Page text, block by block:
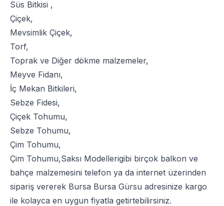
Süs Bitkisi ,
Çiçek,
Mevsimlik Çiçek,
Torf,
Toprak ve Diğer dökme malzemeler,
Meyve Fidanı,
İç Mekan Bitkileri,
Sebze Fidesi,
Çiçek Tohumu,
Sebze Tohumu,
Çim Tohumu,
Çim Tohumu,Saksı Modellerigibi birçok balkon ve
bahçe malzemesini telefon ya da internet üzerinden
sipariş vererek Bursa Bursa Gürsu adresinize kargo
ile kolayca en uygun fiyatla getirtebilirsiniz.